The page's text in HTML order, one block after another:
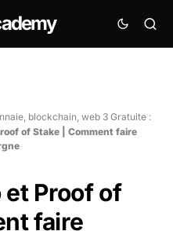
blockchain, web 3 Gratuite :
of Stake | Comment faire
Proof of
faire